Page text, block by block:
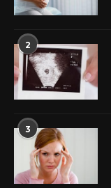
2
3